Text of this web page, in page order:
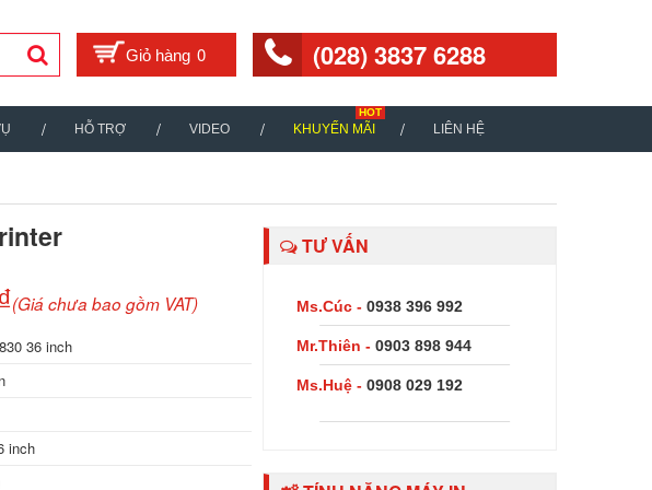
0 (028) 3837 6288
HỖ TRỢ VIDEO KHUYẾN MÃI LIÊN HỆ
(Giá chưa bao gồm VAT)
36 inch
inch
TƯ VẤN
Ms.Cúc - 0938 396 992
Mr.Thiên - 0903 898 944
Ms.Huệ - 0908 029 192